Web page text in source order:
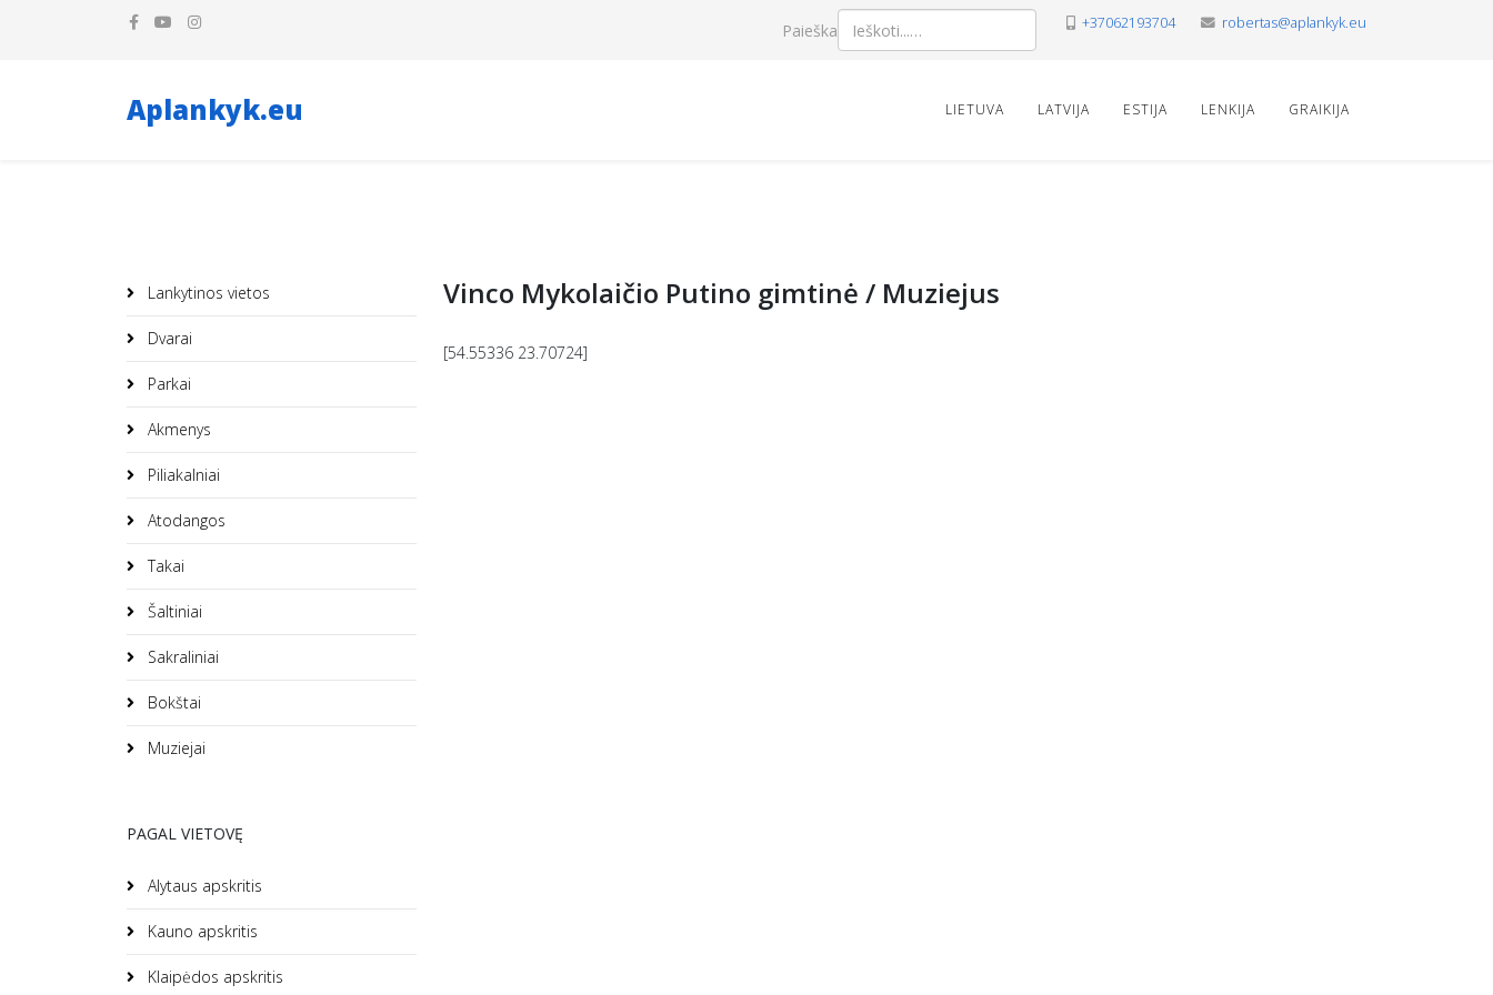
Paieška +37062193704 robertas@aplankyk.eu
Aplankyk.eu LIETUVA LATVIJA ESTIJA LENKIJA GRAIKIJA
Lankytinos vietos
Dvarai
Parkai
Akmenys
Piliakalniai
Atodangos
Takai
Šaltiniai
Sakraliniai
Bokštai
Muziejai
PAGAL VIETOVĘ
Alytaus apskritis
Kauno apskritis
Klaipėdos apskritis
Vinco Mykolaičio Putino gimtinė / Muziejus
[54.55336 23.70724]